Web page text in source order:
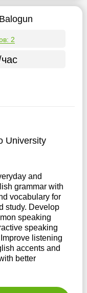
2
University
and
grammar with
vocabulary for
study. Develop
speaking
speaking
listening
accents and
better